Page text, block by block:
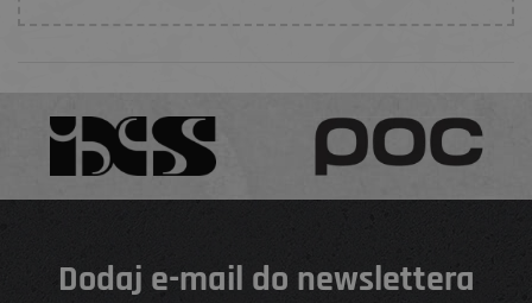
Dodaj e-mail do newslettera